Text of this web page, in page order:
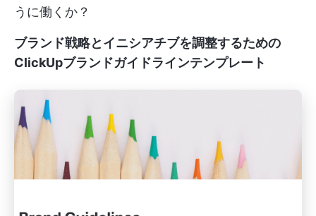
うに働くか？
ブランド戦略とイニシアチブを調整するための
ClickUpブランドガイドラインテンプレート